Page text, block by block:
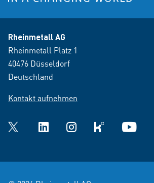
Rheinmetall AG
Rheinmetall Platz 1
40476 Düsseldorf
Deutschland
Kontakt aufnehmen
Twitter LinkedInInstagramkununu YouTube